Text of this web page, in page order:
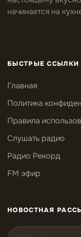
начинается на
БЫСТРЫЕ ССЫЛКИ
Главная
Политика
Правила
Слушать радио
Радио Рекорд
FM эфир
НОВОСТНАЯ